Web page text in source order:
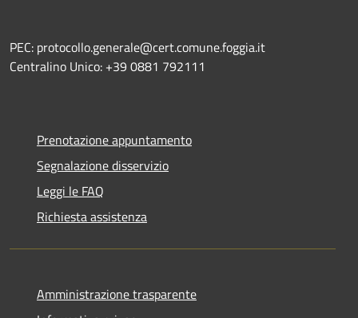
PEC: protocollo.generale@cert.comune.foggia.it
Centralino Unico: +39 0881 792111
Prenotazione appuntamento
Segnalazione disservizio
Leggi le FAQ
Richiesta assistenza
Amministrazione trasparente